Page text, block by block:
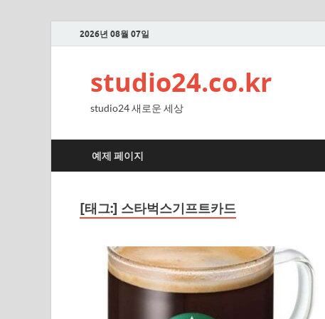
2026년 08월 07일
studio24.co.kr
studio24 새로운 세상
예제 페이지
[태그:] 스타벅스기프트카드